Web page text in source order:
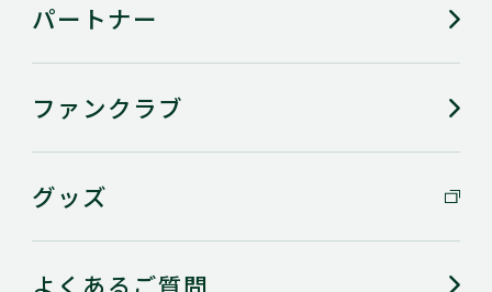
インフォメーションブース
パートナー
ファンクラブ
グッズ
よくあるご質問